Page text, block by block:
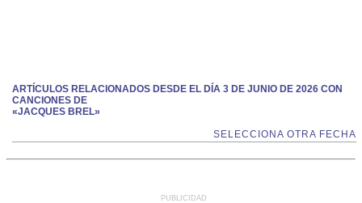
ARTÍCULOS RELACIONADOS DESDE EL DÍA 3 DE JUNIO DE 2026 CON
CANCIONES DE
«JACQUES BREL»
SELECCIONA OTRA FECHA
PUBLICIDAD